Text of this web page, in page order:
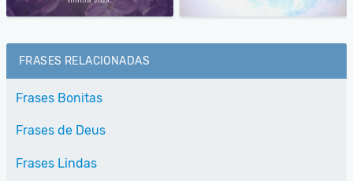
FRASES RELACIONADAS
Frases Bonitas
Frases de Deus
Frases Lindas